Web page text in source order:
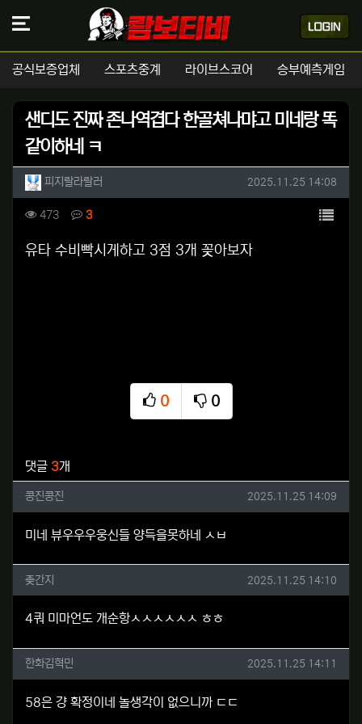
공식보증업체 스포츠중계 라이브스코어 승부예측게임
샌디도 진짜 존나역겹다 한골쳐나먀고 미네랑 똑
같이하네 ㅋ
작성자 정보
피지랄라랄러 작성일
2025.11.25 14:08
컨텐츠 정보
473조회 3댓글 목록
본문
유타 수비빡시게하고 3점 3개 꽂아보자
0
추천
0
비추천
댓글 3개
콩진콩진님의 댓글
콩진콩진 작성일
2025.11.25 14:09
미네 뷰우우우웅신들 양득을못하네 ㅅㅂ
좆간지님의 댓글
좆간지 작성일
2025.11.25 14:10
4쿼 미마언도 개순항ㅅㅅㅅㅅㅅㅅ ㅎㅎ
한화김혁민님의 댓글
한화김혁민 작성일
2025.11.25 14:11
58은 걍 확정이네 놀생각이 없으니까 ㄷㄷ